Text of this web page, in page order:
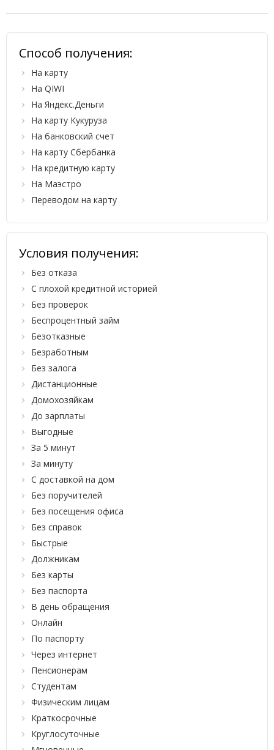
Способ получения:
На карту
На QIWI
На Яндекс.Деньги
На карту Кукуруза
На банковский счет
На карту Сбербанка
На кредитную карту
На Маэстро
Переводом на карту
Условия получения:
Без отказа
С плохой кредитной историей
Без проверок
Беспроцентный займ
Безотказные
Безработным
Без залога
Дистанционные
Домохозяйкам
До зарплаты
Выгодные
За 5 минут
За минуту
С доставкой на дом
Без поручителей
Без посещения офиса
Без справок
Быстрые
Должникам
Без карты
Без паспорта
В день обращения
Онлайн
По паспорту
Через интернет
Пенсионерам
Студентам
Физическим лицам
Краткосрочные
Круглосуточные